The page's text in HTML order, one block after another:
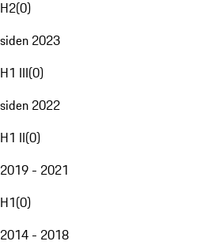
H2(0)
siden 2023
H1 III(0)
siden 2022
H1 II(0)
2019 - 2021
H1(0)
2014 - 2018